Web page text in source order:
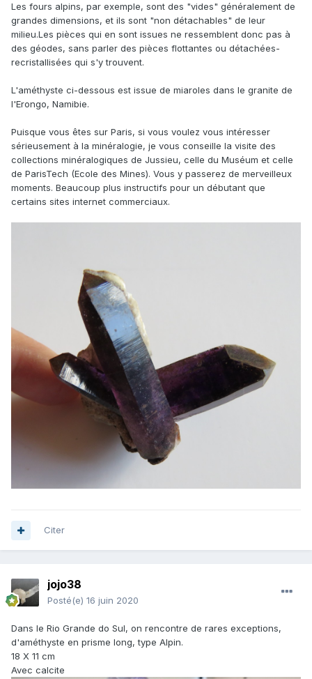
Les fours alpins, par exemple, sont des "vides" généralement de
grandes dimensions, et ils sont "non détachables" de leur
milieu.Les pièces qui en sont issues ne ressemblent donc pas à
des géodes, sans parler des pièces flottantes ou détachées-
recristallisées qui s'y trouvent.
L'améthyste ci-dessous est issue de miaroles dans le granite de
l'Erongo, Namibie.
Puisque vous êtes sur Paris, si vous voulez vous intéresser
sérieusement à la minéralogie, je vous conseille la visite des
collections minéralogiques de Jussieu, celle du Muséum et celle
de ParisTech (Ecole des Mines). Vous y passerez de merveilleux
moments. Beaucoup plus instructifs pour un débutant que
certains sites internet commerciaux.
Citer
jojo38
Posté(e) 16 juin 2020
Dans le Rio Grande do Sul, on rencontre de rares exceptions,
d'améthyste en prisme long, type Alpin.
18 X 11 cm
Avec calcite